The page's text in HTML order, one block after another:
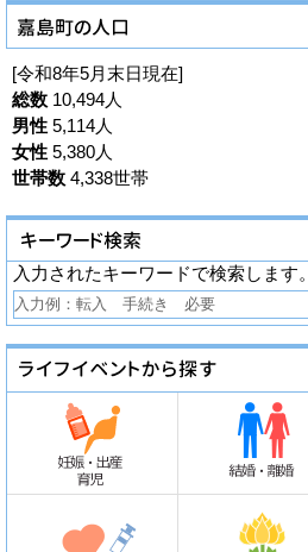
[令和8年5月末日現在]
総数 10,494人
男性 5,114人
女性 5,380人
世帯数 4,338世帯
入力されたキーワードで検索します。